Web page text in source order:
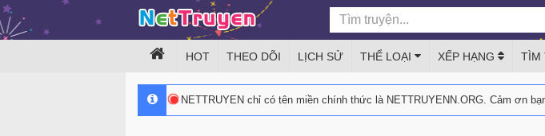
HOT THEO DÕI LỊCH SỬ THỂ LOẠI XẾP HẠNG TÌM
NETTRUYEN chỉ có tên miền chính thức là NETTRUYENN.ORG. Cảm ơn